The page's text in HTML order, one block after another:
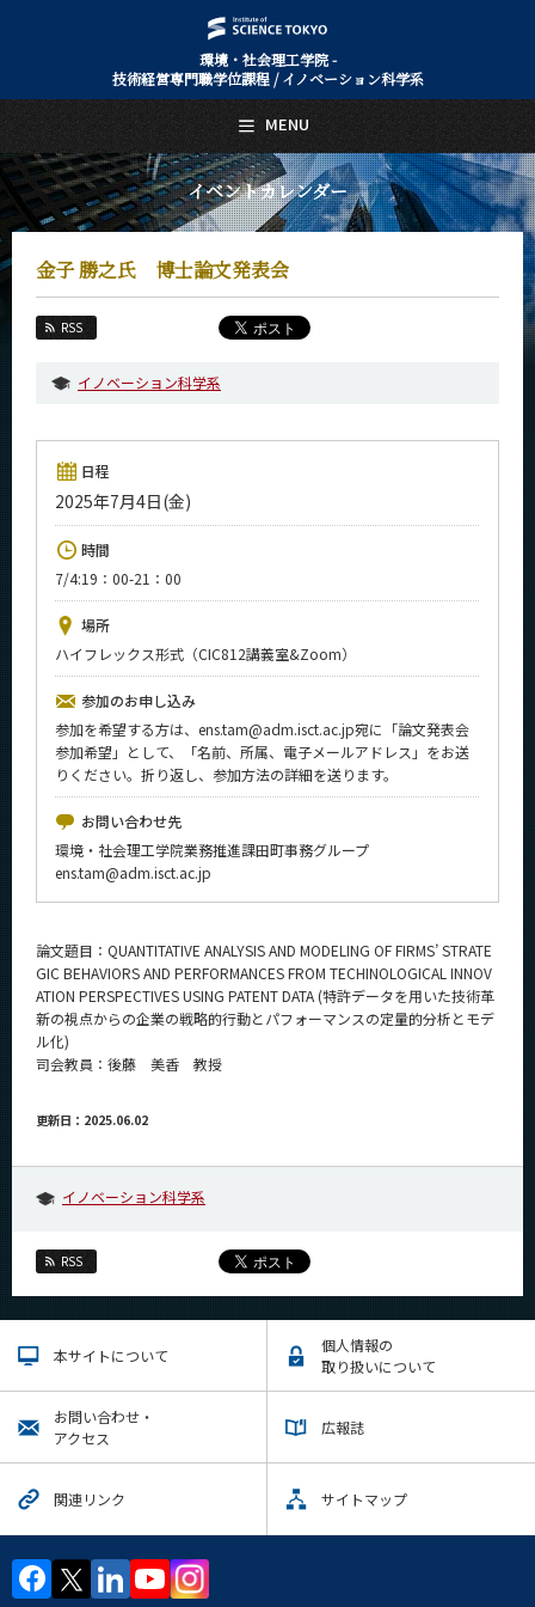
環境・社会理工学院 -
技術経営専門職学位課程 / イノベーション科学系
イベントカレンダー
金子 勝之氏 博士論文発表会
RSS
イノベーション科学系
日程
2025年7月4日(金)
時間
7/4:19：00-21：00
場所
ハイフレックス形式（CIC812講義室&Zoom）
参加のお申し込み
参加を希望する方は、ens.tam@adm.isct.ac.jp宛に「論文発表会
参加希望」として、「名前、所属、電子メールアドレス」をお送
りください。折り返し、参加方法の詳細を送ります。
お問い合わせ先
環境・社会理工学院業務推進課田町事務グループ
ens.tam@adm.isct.ac.jp
論文題目：QUANTITATIVE ANALYSIS AND MODELING OF FIRMS’ STRATE
GIC BEHAVIORS AND PERFORMANCES FROM TECHINOLOGICAL INNOV
ATION PERSPECTIVES USING PATENT DATA (特許データを用いた技術革
新の視点からの企業の戦略的行動とパフォーマンスの定量的分析とモデ
ル化)
司会教員：後藤 美香 教授
更新日：2025.06.02
イノベーション科学系
RSS
本サイトについて
個人情報の
取り扱いについて
お問い合わせ・
アクセス
広報誌
関連リンク サイトマップ
MENU
日本語 English
Top Page
技術経営専門職学位課程 / イノベーション科学系について
About Us
教育
教員・研究室
入学案内
Admissions
News
イベントカレンダー
Event Calendar
今後のイベント
今後の課程別イベント
年別アーカイブ
系詳細情報